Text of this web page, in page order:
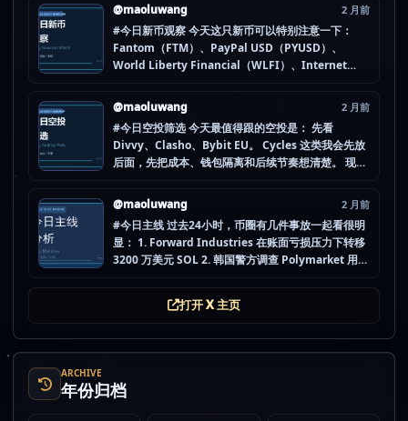
@maoluwang 2 月前
#今日新币观察 今天这只新币可以特别注意一下：
Fantom（FTM）、PayPal USD（PYUSD）、
World Liberty Financial（WLFI）、Internet
而是更像“热度是不是在回流”的样本。 这种时候最怕
把...
@maoluwang 2 月前
#今日空投筛选 今天最值得跟的空投是： 先看
Divvy、Clasho、Bybit EU。 Cycles 这类我会先放
后面，先把成本、钱包隔离和后续节奏想清楚。 现在
都没做扎实。 mao.lu/today-airdrop-selecti… #空
投项目 #...
@maoluwang 2 月前
#今日主线 过去24小时，币圈有几件事放一起看很明
显： 1. Forward Industries 在账面亏损压力下转移
3200 万美元 SOL 2. 韩国警方调查 Polymarket 用户
打开 X 主页
ARCHIVE
年份归档